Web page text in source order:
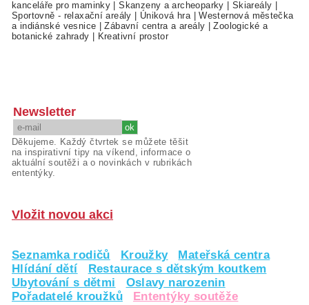
kanceláře pro maminky |Skanzeny a archeoparky Skiareály
Sportovně - relaxační areály
Úniková hra |Westernová městečka
a indiánské vesnice |Zábavní centra a areály |Zoologické a
botanické zahrady
Kreativní prostor
Newsletter
Děkujeme. Každý čtvrtek se můžete těšit
na inspirativní tipy na víkend, informace o
aktuální soutěži a o novinkách v rubrikách
ententýky.
Vložit novou akci
Seznamka rodičů Kroužky
Mateřská centra
Hlídání dětí
Restaurace s dětským koutkem
Ubytování s dětmi
Oslavy narozenin
Pořadatelé kroužků
Ententýky soutěže